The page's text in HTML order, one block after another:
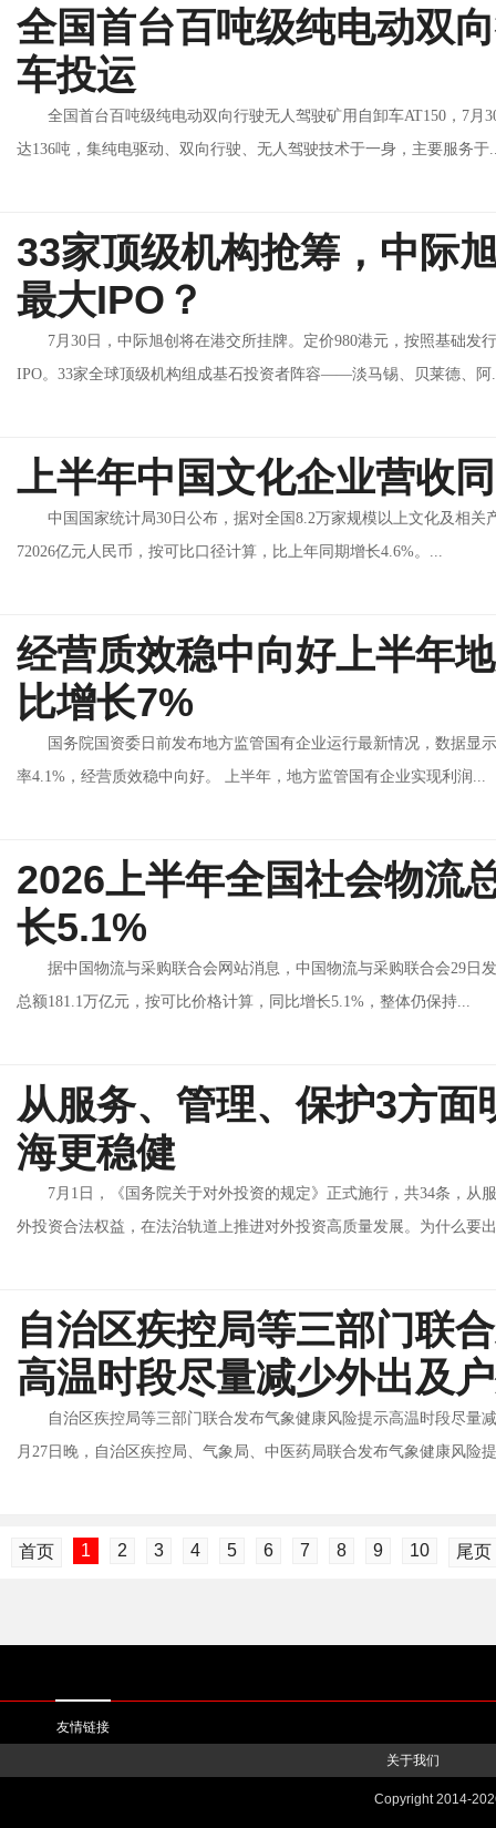
全国首台百吨级纯电动双
车投运
全国首台百吨级纯电动双向行驶无人驾驶矿用自卸车AT150，7
达136吨，集纯电驱动、双向行驶、无人驾驶技术于一身，主要服务于
33家顶级机构抢筹，中际
最大IPO？
7月30日，中际旭创将在港交所挂牌。定价980港元，按照基础发
IPO。33家全球顶级机构组成基石投资者阵容——淡马锡、贝莱德、阿
上半年中国文化企业营收
中国国家统计局30日公布，据对全国8.2万家规模以上文化及相
72026亿元人民币，按可比口径计算，比上年同期增长4.6%。...
经营质效稳中向好上半年
比增长7%
国务院国资委日前发布地方监管国有企业运行最新情况，数据显
率4.1%，经营质效稳中向好。 上半年，地方监管国有企业实现利润...
2026上半年全国社会物流
长5.1%
据中国物流与采购联合会网站消息，中国物流与采购联合会29日
总额181.1万亿元，按可比价格计算，同比增长5.1%，整体仍保持...
从服务、管理、保护3方
海更稳健
7月1日，《国务院关于对外投资的规定》正式施行，共34条，
外投资合法权益，在法治轨道上推进对外投资高质量发展。为什么要
自治区疾控局等三部门联
高温时段尽量减少外出及
自治区疾控局等三部门联合发布气象健康风险提示高温时段尽量
月27日晚，自治区疾控局、气象局、中医药局联合发布气象健康风险
首页 1 2 3 4 5 6 7 8 9 10 尾页
友情链接
关于我们
Copyright 2014-